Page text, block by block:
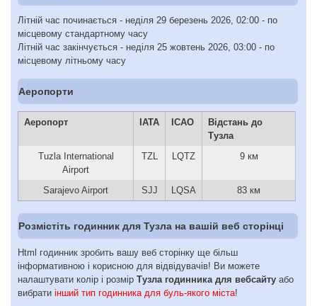
Літній час починається - неділя 29 березень 2026, 02:00 - по
місцевому стандартному часу
Літній час закінчується - неділя 25 жовтень 2026, 03:00 - по
місцевому літньому часу
Аеропорти
Аеропорт IATA ICAO
Відстань до
Тузла
Tuzla International
Airport
TZL LQTZ 9 км
Sarajevo Airport SJJ LQSA 83 км
Розмістіть годинник для Тузла на вашій веб сторінці
Html годинник зробить вашу веб сторінку ще більш
інформативною і корисною для відвідувачів! Ви можете
налаштувати колір і розмір Тузла годинника для вебсайту або
вибрати інший тип годинника для буль-якого міста!